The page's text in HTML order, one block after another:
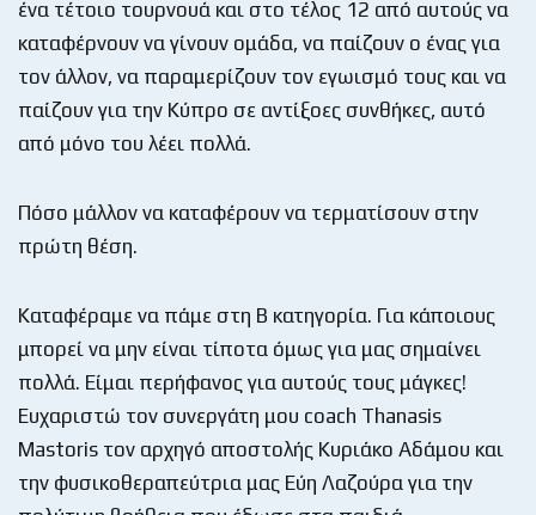
ένα τέτοιο τουρνουά και στο τέλος 12 από αυτούς να
καταφέρνουν να γίνουν ομάδα, να παίζουν ο ένας για
τον άλλον, να παραμερίζουν τον εγωισμό τους και να
παίζουν για την Κύπρο σε αντίξοες συνθήκες, αυτό
από μόνο του λέει πολλά.
Πόσο μάλλον να καταφέρουν να τερματίσουν στην
πρώτη θέση.
Καταφέραμε να πάμε στη Β κατηγορία. Για κάποιους
μπορεί να μην είναι τίποτα όμως για μας σημαίνει
πολλά. Είμαι περήφανος για αυτούς τους μάγκες!
Ευχαριστώ τον συνεργάτη μου coach Thanasis
Mastoris τον αρχηγό αποστολής Κυριάκο Αδάμου και
την φυσικοθεραπεύτρια μας Εύη Λαζούρα για την